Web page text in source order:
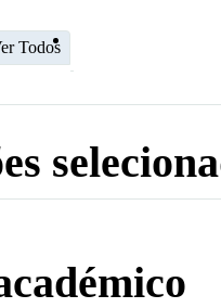
Todos